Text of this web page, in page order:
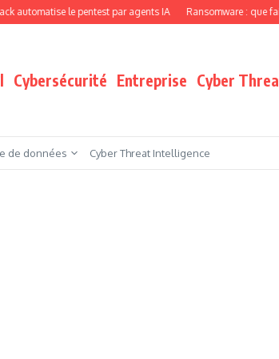
le pentest par agents IA Ransomware : que faire quand
Cybersécurité Entreprise Cyber
de données Cyber Threat Intelligence